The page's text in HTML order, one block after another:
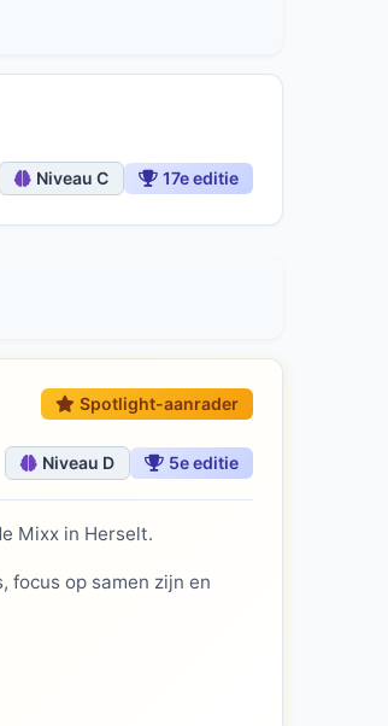
Niveau C 17e editie
Spotlight-aanrader
Niveau D 5e editie
Mixx in Herselt.
focus op samen zijn en